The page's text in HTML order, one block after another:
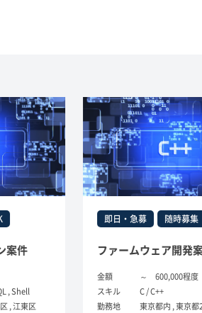
即日・急募 随時募集 長期
ファームウェア開発案件(C
～ 600,000程度
C / C++
東京都内 , 東京都23区 , 江東